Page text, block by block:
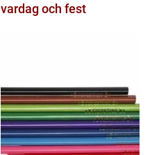
vardag och fest